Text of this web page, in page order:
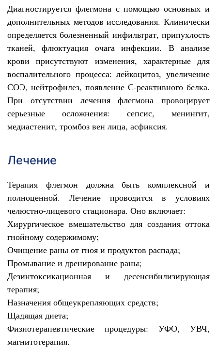
Диагностируется флегмона с помощью основных и
дополнительных методов исследования. Клинически
определяется болезненный инфильтрат, припухлость
тканей, флюктуация очага инфекции. В анализе
крови присутствуют изменения, характерные для
воспалительного процесса: лейкоцитоз, увеличение
СОЭ, нейтрофилез, появление С-реактивного белка.
При отсутствии лечения флегмона провоцирует
серьезные осложнения: сепсис, менингит,
медиастенит, тромбоз вен лица, асфиксия.
Лечение
Терапия флегмон должна быть комплексной и
полноценной. Лечение проводится в условиях
челюстно-лицевого стационара. Оно включает:
Хирургическое вмешательство для создания оттока
гнойному содержимому;
Очищение раны от гноя и продуктов распада;
Промывание и дренирование раны;
Дезинтоксикационная и десенсибилизирующая
терапия;
Назначения общеукрепляющих средств;
Щадящая диета;
Физиотерапевтические процедуры: УФО, УВЧ,
магнитотерапия.